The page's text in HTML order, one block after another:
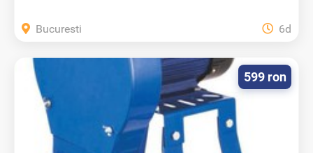
Bucuresti 6d
599 ron